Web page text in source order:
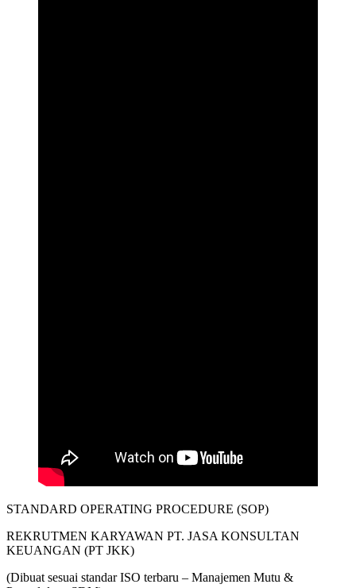
STANDARD OPERATING PROCEDURE (SOP)
REKRUTMEN KARYAWAN PT. JASA KONSULTAN
KEUANGAN (PT JKK)
(Dibuat sesuai standar ISO terbaru – Manajemen Mutu &